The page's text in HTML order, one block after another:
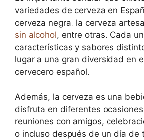
variedades de cerveza en
cerveza negra, la cerveza
sin alcohol, entre otras. Cada
características y sabores
lugar a una gran diversidad en
cervecero español.
Además, la cerveza es una
disfruta en diferentes
reuniones con amigos,
o incluso después de un día de